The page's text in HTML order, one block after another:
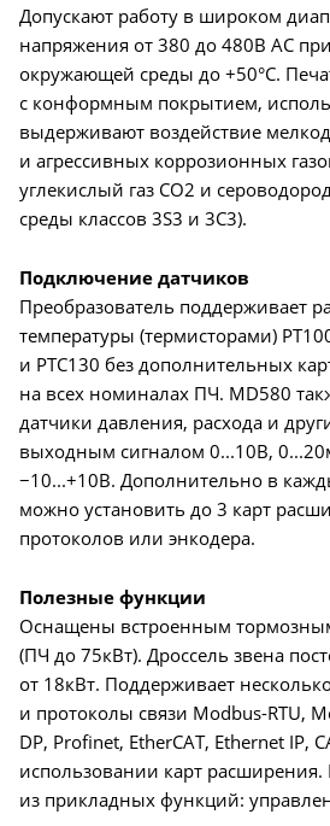
Допускают работу в широком
напряжения от 380 до 480В AC
окружающей среды до +50°C.
с конформным покрытием,
выдерживают воздействие
и агрессивных коррозионных
углекислый газ CO2 и
среды классов 3S3 и 3C3).
Подключение датчиков
Преобразователь поддерживает
температуры (термисторами)
и PTC130 без дополнительных
на всех номиналах ПЧ. MD580
датчики давления, расхода и
выходным сигналом 0...10В,
−10...+10В. Дополнительно в
можно установить до 3 карт
протоколов или энкодера.
Полезные функции
Оснащены встроенным
(ПЧ до 75кВт). Дроссель звена
от 18кВт. Поддерживает
и протоколы связи Modbus-RTU,
DP, Profinet, EtherCAT, Ethernet IP,
использовании карт
из прикладных функций: